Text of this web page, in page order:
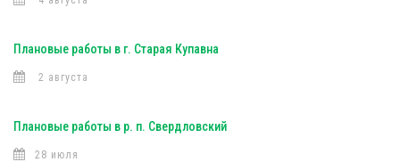
Плановые работы в г. Старая Купавна
2 августа
Плановые работы в р. п. Свердловский
28 июля